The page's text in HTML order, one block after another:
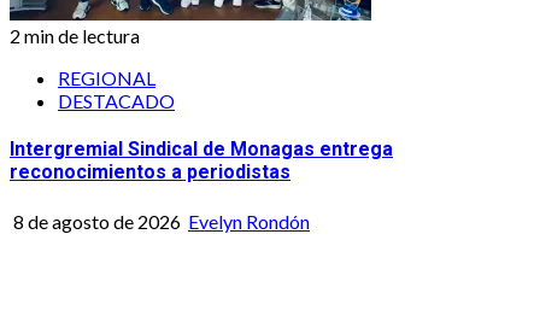
2 min de lectura
REGIONAL
DESTACADO
Intergremial Sindical de Monagas entrega
reconocimientos a periodistas
8 de agosto de 2026 Evelyn Rondón